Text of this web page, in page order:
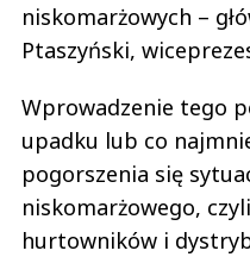
niskomarżowych –
Ptaszyński,
Wprowadzenie tego
upadku lub co
pogorszenia się
niskomarżowego,
hurtowników i